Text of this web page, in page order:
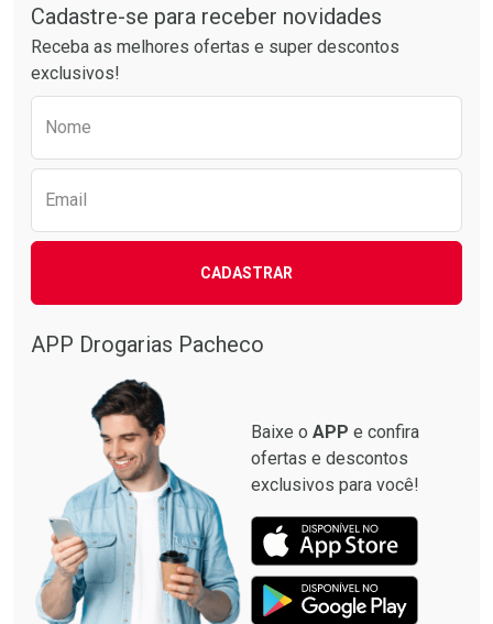
Laboratório
Comprar sem Desconto
Por Menos
Comprar sem Desconto
Por R$ 36,85/cada
Cadastre-se para receber novidades
Receba as melhores ofertas e super descontos
exclusivos!
Nome
Email
CADASTRAR
APP Drogarias Pacheco
Baixe o APP e confira
ofertas e descontos
exclusivos para você!